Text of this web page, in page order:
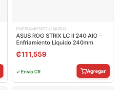
ENFRIAMIENTO LIQUIDO
ASUS ROG STRIX LC II 240 AIO –
Enfriamiento Líquido 240mm
₡111,559
✓ Envío CR Agregar